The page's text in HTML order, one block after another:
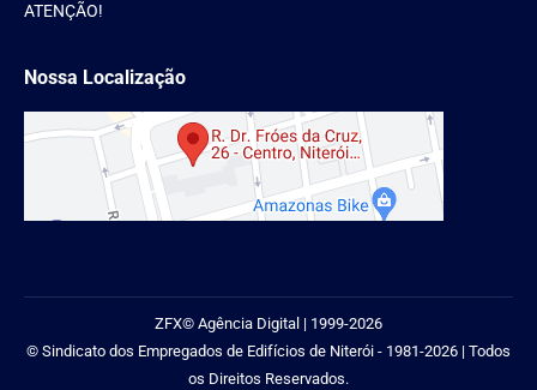
ATENÇÃO!
Nossa Localização
ZFX© Agência Digital | 1999-2026
© Sindicato dos Empregados de Edifícios de Niterói - 1981-2026 | Todos
os Direitos Reservados.